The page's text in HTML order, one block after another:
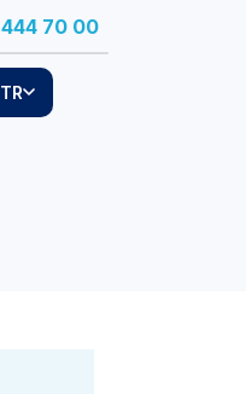
444 70 00
TR